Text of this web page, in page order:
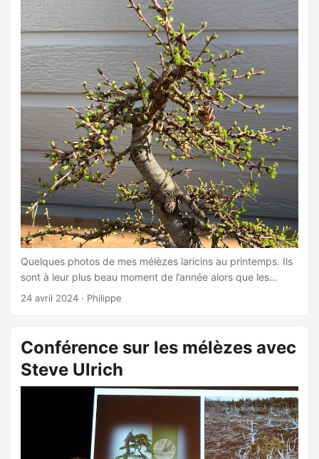
Quelques photos de mes mélèzes laricins au printemps. Ils
sont à leur plus beau moment de l’année alors que les
bourgeons éclosent. ...
24 avril 2024 · Philippe
Conférence sur les mélèzes avec
Steve Ulrich